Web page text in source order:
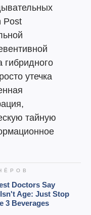
Post
гибридного
утечка
тайную